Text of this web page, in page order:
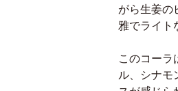
がら生姜の
雅でライト
このコーラ
ル、シナモ